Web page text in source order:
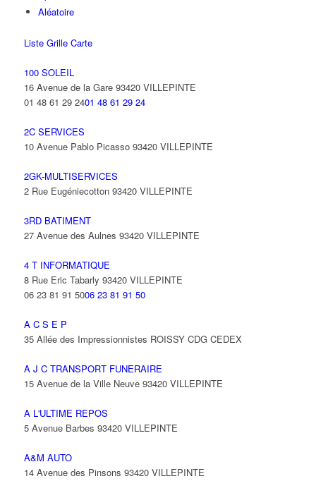
Aléatoire
Liste Grille Carte
100 SOLEIL
16 Avenue de la Gare 93420 VILLEPINTE
01 48 61 29 2401 48 61 29 24
2C SERVICES
10 Avenue Pablo Picasso 93420 VILLEPINTE
2GK-MULTISERVICES
2 Rue Eugéniecotton 93420 VILLEPINTE
3RD BATIMENT
27 Avenue des Aulnes 93420 VILLEPINTE
4 T INFORMATIQUE
8 Rue Eric Tabarly 93420 VILLEPINTE
06 23 81 91 5006 23 81 91 50
A C S E P
35 Allée des Impressionnistes ROISSY CDG CEDEX
A J C TRANSPORT FUNERAIRE
15 Avenue de la Ville Neuve 93420 VILLEPINTE
A L'ULTIME REPOS
5 Avenue Barbes 93420 VILLEPINTE
A&M AUTO
14 Avenue des Pinsons 93420 VILLEPINTE